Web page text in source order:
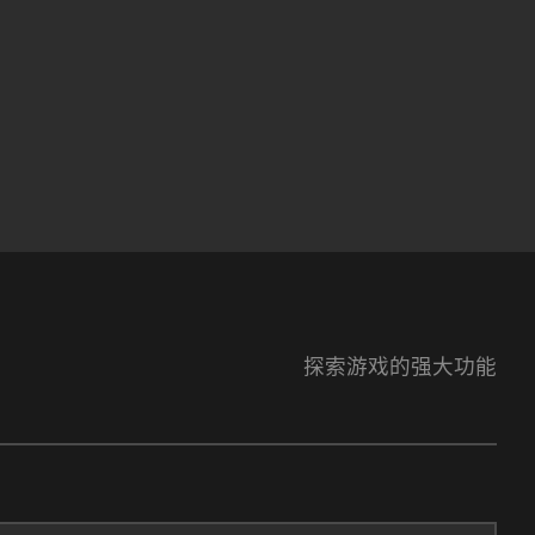
探索游戏的强大功能